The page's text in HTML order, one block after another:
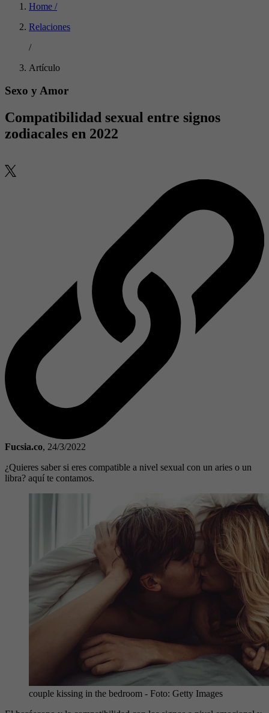
Home /
Relaciones
/
Artículo
Sexo y Amor
Compatibilidad sexual entre signos
zodiacales en 2022
Fucsia.co, 24/3/2022
¿Quieres saber si eres compatible a nivel sexual con un aries o un
libra? aquí te contamos.
couple kissing in the bedroom - Foto: Getty Images